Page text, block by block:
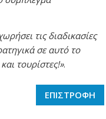
τις διαδικασίες
σε αυτό το
τουρίστες!».
ΕΠΙΣΤΡΟΦΗ